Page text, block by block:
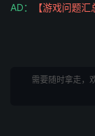
AD： 【游戏问题汇
需要随时拿走，